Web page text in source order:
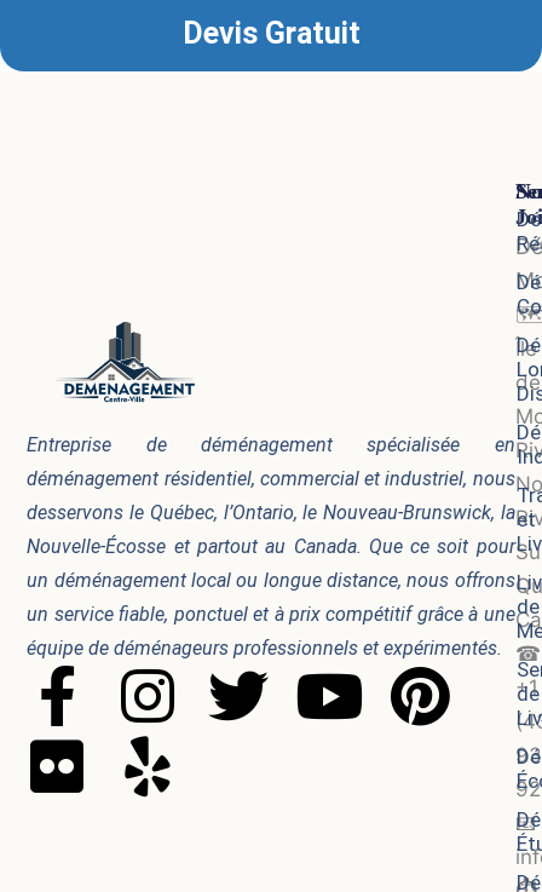
Devis Gratuit
Entreprise de déménagement spécialisée en
déménagement résidentiel, commercial et industriel, nous
desservons le Québec, l’Ontario, le Nouveau-Brunswick, la
Nouvelle-Écosse et partout au Canada. Que ce soit pour
un déménagement local ou longue distance, nous offrons
un service fiable, ponctuel et à prix compétitif grâce à une
équipe de déménageurs professionnels et expérimentés.
F
a
c
I
n
s
T
Y
P
F
l
i
Y
e
l
et
de
de
🗺️
Île
de
☎
+1
📧